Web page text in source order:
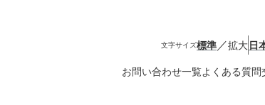
文字サイズ標準／拡大日
お問い合わせ一覧よくある質問